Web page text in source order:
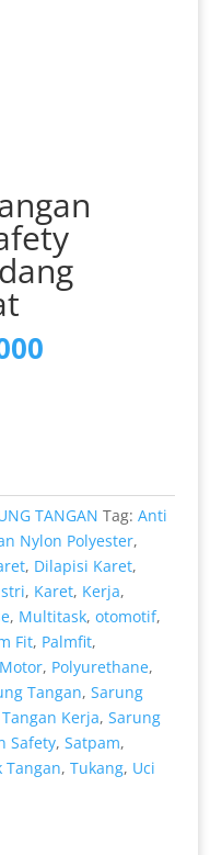
Harga
TANGAN Tag: Anti
Nylon Polyester,
, Dilapisi Karet,
, Karet, Kerja,
, Multitask, otomotif,
Fit, Palmfit,
, Polyurethane,
Tangan, Sarung
Kerja, Sarung
Safety, Satpam,
Tangan, Tukang, Uci